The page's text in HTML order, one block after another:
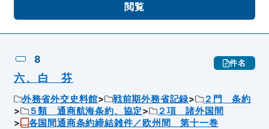
閲覧
8 件名
六、白 芬
外務省外交史料館 戦前期外務省記録
２門 条約
５類 通商航海条約、協定
２項 諸外国間
各国間通商条約締結雑件／欧州間 第十一巻